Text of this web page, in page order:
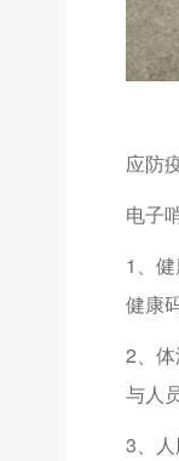
应防
电子
1、
健康
2、
与人
3、